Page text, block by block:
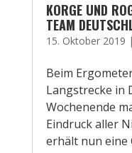
KORGE UND
EAM
15. Oktober 2019 |
Beim
Langstrecke in
Wochenende
Eindruck aller
erhält nun eine